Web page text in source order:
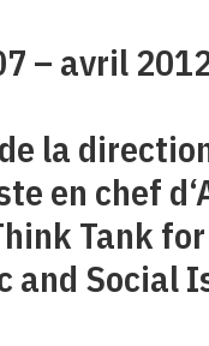
– avril
la
en chef
Tank for
and Social